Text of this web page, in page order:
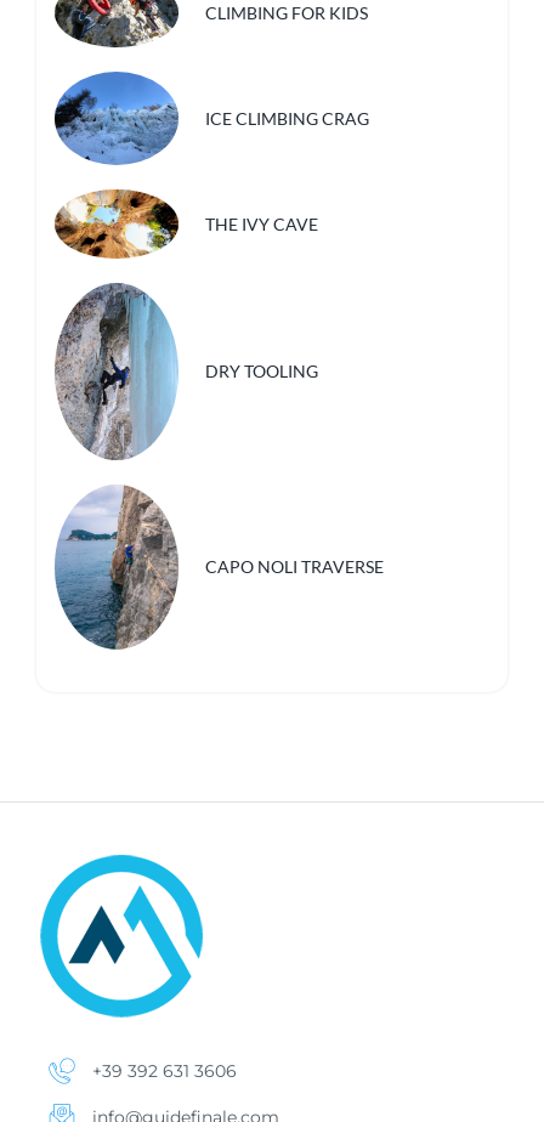
CLIMBING FOR KIDS
ICE CLIMBING CRAG
THE IVY CAVE
DRY TOOLING
CAPO NOLI TRAVERSE
+39 392 631 3606
info@guidefinale.com